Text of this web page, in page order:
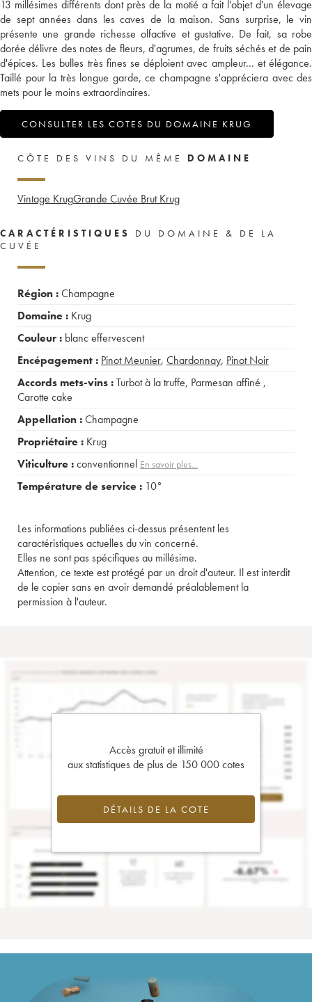
13 millésimes différents dont près de la motié a fait l'objet d'un élevage
de sept années dans les caves de la maison. Sans surprise, le vin
présente une grande richesse olfactive et gustative. De fait, sa robe
dorée délivre des notes de fleurs, d'agrumes, de fruits séchés et de pain
d'épices. Les bulles très fines se déploient avec ampleur... et élégance.
Taillé pour la très longue garde, ce champagne s'appréciera avec des
mets pour le moins extraordinaires.
CONSULTER LES COTES DU DOMAINE KRUG
CÔTE DES VINS DU MÊME DOMAINE
Vintage KrugGrande Cuvée Brut Krug
CARACTÉRISTIQUES
DU DOMAINE & DE LA
CUVÉE
Région :Champagne
Domaine : Krug
Couleur : blanc effervescent
Encépagement : Pinot Meunier, Chardonnay, Pinot Noir
Accords mets-vins :Turbot à la truffe, Parmesan affiné ,
Carotte cake
Appellation :Champagne
Propriétaire : Krug
Viticulture :conventionnel En savoir plus...
Température de service : 10°
Les informations publiées ci-dessus présentent les
caractéristiques actuelles du vin concerné.
Elles ne sont pas spécifiques au millésime.
Attention, ce texte est protégé par un droit d'auteur. Il est interdit
de le copier sans en avoir demandé préalablement la
permission à l'auteur.
Accès gratuit et illimité
aux statistiques de plus de 150 000 cotes
DÉTAILS DE LA COTE